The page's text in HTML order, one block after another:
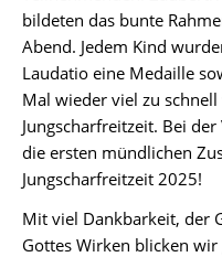
2023
ChurchNight
2022
Jungscharfreizeit
2022
ChurchNight
2021
bildeten das bunte
Abend. Jedem Kind
Laudatio eine Medaille
Mal wieder viel zu
Jungscharfreitzeit. Bei
die ersten mündlichen
Jungscharfreitzeit 2025!
Mit viel Dankbarkeit, der
Gottes Wirken blicken